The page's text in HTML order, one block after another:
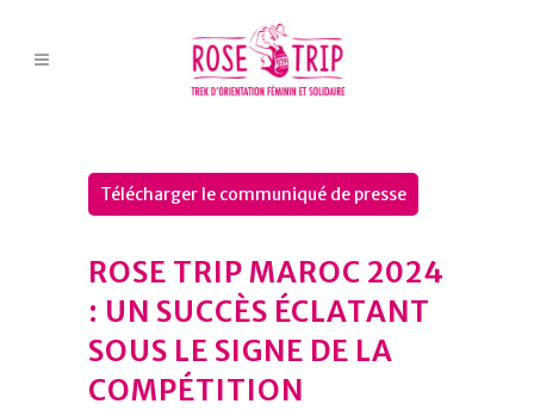
Télécharger le communiqué de presse
ROSE TRIP MAROC 2024
: UN SUCCÈS ÉCLATANT
SOUS LE SIGNE DE LA
COMPÉTITION